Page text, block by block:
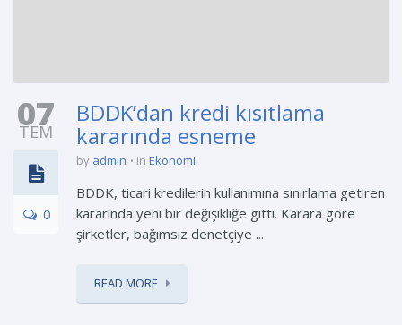
07
TEM
0
BDDK’dan kredi kısıtlama
kararında esneme
by admin in Ekonomi
BDDK, ticari kredilerin kullanımına sınırlama getiren
kararında yeni bir değişikliğe gitti. Karara göre
şirketler, bağımsız denetçiye ...
READ MORE